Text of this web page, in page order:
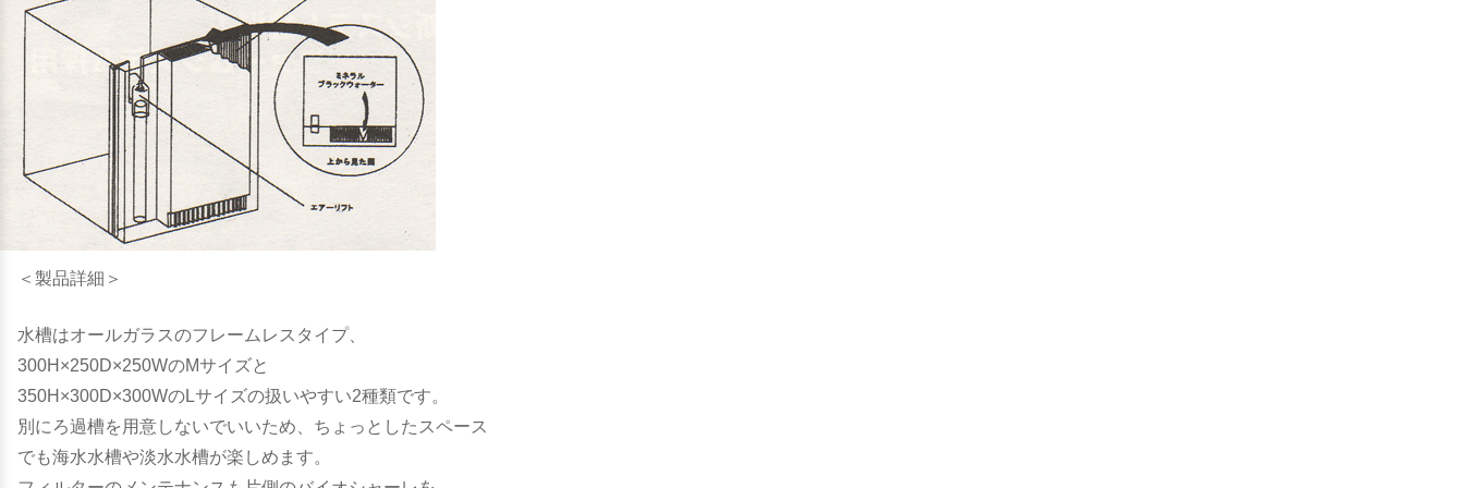
＜製品詳細＞
水槽はオールガラスのフレームレスタイプ、
300H×250D×250WのMサイズと
350H×300D×300WのLサイズの扱いやすい2種類です。
別にろ過槽を用意しないでいいため、ちょっとしたスペース
でも海水水槽や淡水水槽が楽しめます。